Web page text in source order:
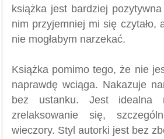
książka jest bardziej
nim przyjemniej mi się czytało,
nie mogłabym narzekać.
Książka pomimo tego, że nie
naprawdę wciąga. Nakazuje
bez ustanku. Jest idealna
zrelaksowanie się,
wieczory. Styl autorki jest bez